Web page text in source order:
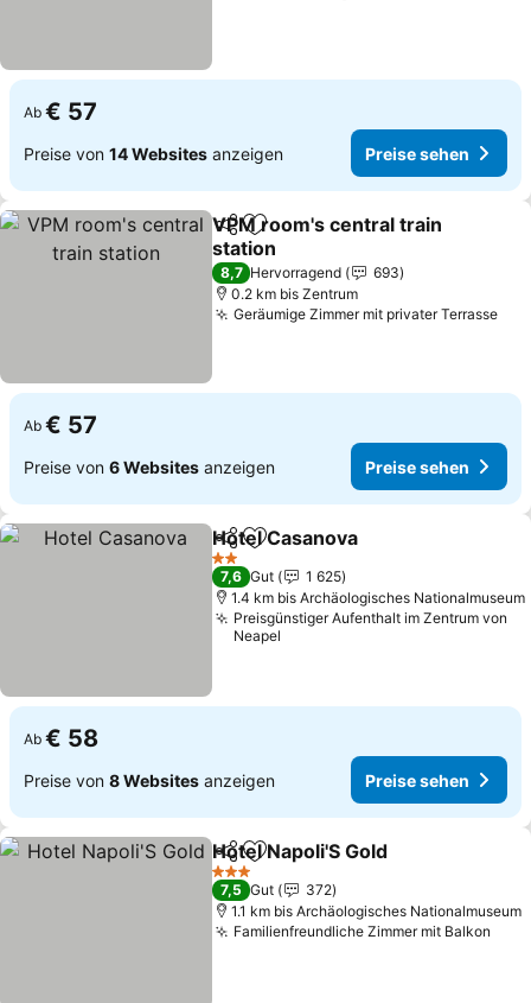
Ab € 57
Preise von 14 Websites anzeigen Preise sehen
TeilenZu Favoriten hinzufügen
VPM room's central train
station
8,7 Hervorragend
693
0.2 km bis Zentrum
Geräumige Zimmer mit privater Terrasse
Ab € 57
Preise von 6 Websites anzeigen Preise sehen
TeilenZu Favoriten hinzufügen
Hotel Casanova
2 Sterne
7,6 Gut
1 625
1.4 km bis Archäologisches Nationalmuseum
Preisgünstiger Aufenthalt im Zentrum von
Neapel
Ab € 58
Preise von 8 Websites anzeigen Preise sehen
TeilenZu Favoriten hinzufügen
Hotel Napoli'S Gold
3 Sterne
7,5 Gut
372
1.1 km bis Archäologisches Nationalmuseum
Familienfreundliche Zimmer mit Balkon